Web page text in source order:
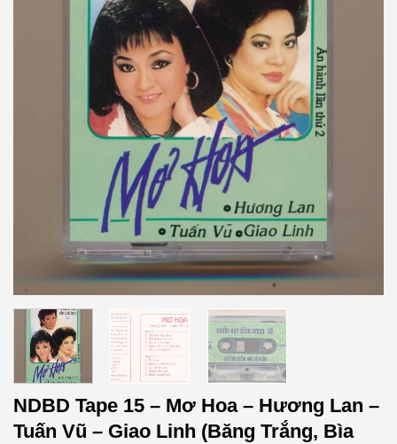
NDBD Tape 15 – Mơ Hoa – Hương Lan –
Tuấn Vũ – Giao Linh (Băng Trắng, Bìa